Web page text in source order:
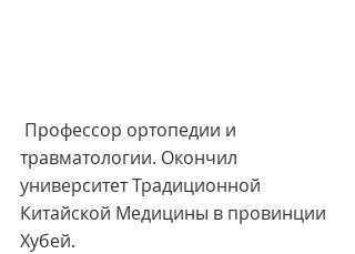
травматологии. Окончил
университет Традиционной
Китайской Медицины в провинции
Хубей.